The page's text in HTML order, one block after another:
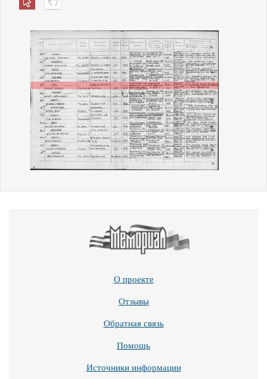
О проекте
Отзывы
Обратная связь
Помощь
Источники информации